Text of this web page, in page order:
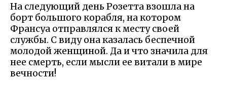
На следующий день Розетта взошла на
борт большого корабля, на котором
Франсуа отправлялся к месту своей
службы. С виду она казалась беспечной
молодой женщиной. Да и что значила для
нее смерть, если мысли ее витали в мире
вечности!